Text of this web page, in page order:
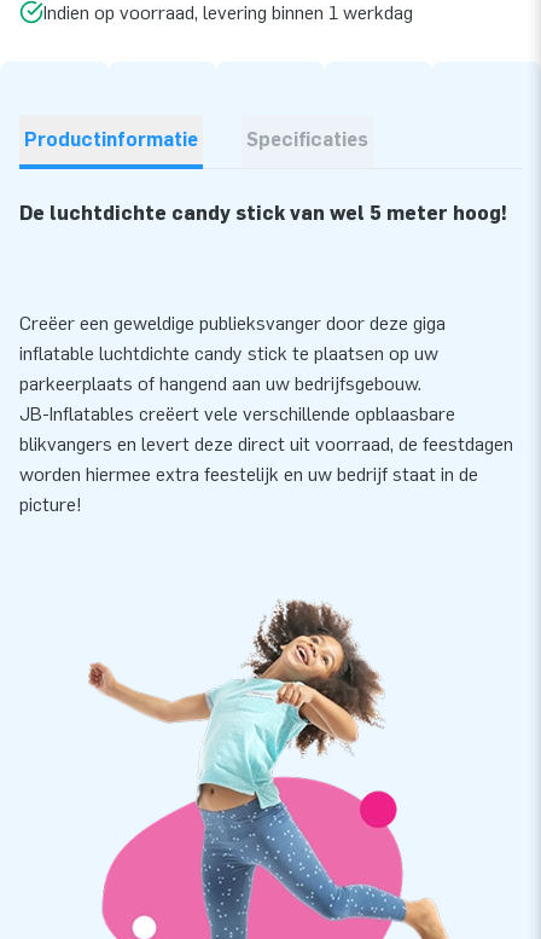
Indien op voorraad, levering binnen 1 werkdag
Productinformatie Specificaties
De luchtdichte candy stick van wel 5 meter hoog!
Creëer een geweldige publieksvanger door deze giga
inflatable luchtdichte candy stick te plaatsen op uw
parkeerplaats of hangend aan uw bedrijfsgebouw.
JB-Inflatables creëert vele verschillende opblaasbare
blikvangers en levert deze direct uit voorraad, de feestdagen
worden hiermee extra feestelijk en uw bedrijf staat in de
picture!